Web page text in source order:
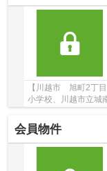
【川越市 旭町2丁
小学校、川越市立城
会員物件